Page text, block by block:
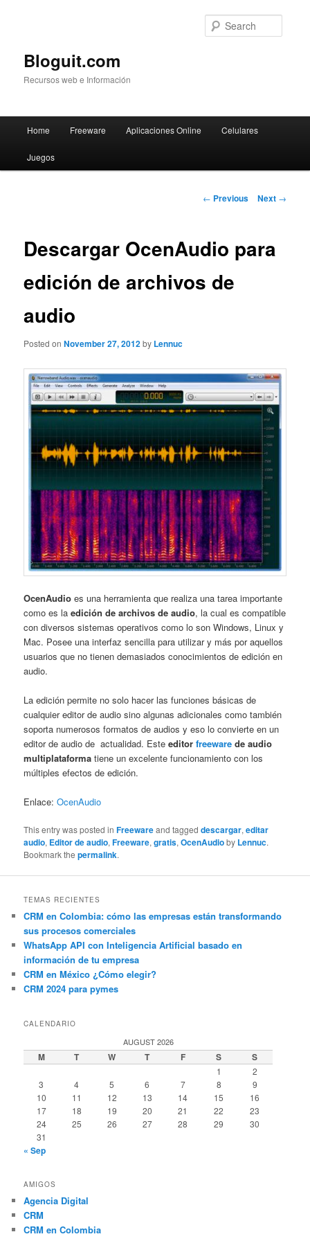
Bloguit.com
Recursos web e Información
Skip
to
Home Freeware Aplicaciones Online Celulares
Juegos
Post
← Previous Next →
Descargar OcenAudio para
edición de archivos de
audio
Posted onNovember 27, 2012by Lennuc
OcenAudio es una herramienta que realiza una tarea importante
como es laedición de archivos de audio, la cual es compatible
con diversos sistemas operativos como lo son Windows, Linux y
Mac. Posee una interfaz sencilla para utilizar y más por aquellos
usuarios que no tienen demasiados conocimientos de edición en
audio.
La edición permite no solo hacer las funciones básicas de
cualquier editor de audio sino algunas adicionales como también
soporta numerosos formatos de audios y eso lo convierte en un
editor de audio de actualidad. Esteeditorfreeware de audio
multiplataforma tiene un excelente funcionamiento con los
múltiples efectos de edición.
Enlace:OcenAudio
This entry was posted inFreewareand taggeddescargar,editar
audio, Editor de audio,Freeware,gratis,OcenAudioby Lennuc.
Bookmark thepermalink.
TEMAS RECIENTES
CRM en Colombia: cómo las empresas están transformando
sus procesos comerciales
WhatsApp API con Inteligencia Artificial basado en
información de tu empresa
CRM en México ¿Cómo elegir?
CRM 2024 para pymes
CALENDARIO
AUGUST 2026
M T W T F S S
1
2
3
4 5 6 7 8
9
10
11 12 13 14 15
16
17
18 19 20 21 22
23
24
25 26 27 28 29
30
31
« Sep
AMIGOS
Agencia Digital
CRM
CRM en Colombia